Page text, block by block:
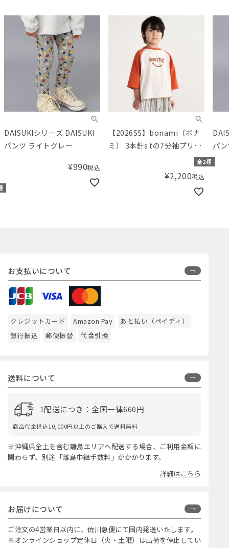
DAISUKIシリーズ DAISUKI
パンツ ライトグレー
¥990税込
【2026SS】bonami（ボナ
ミ） 3本針s.tの7分袖プリン
全2種
¥2,200税込
パ
お支払いについて
クレジットカード Amazon Pay
あと払い（ペイディ）
銀行振込
郵便振替 代金引換
送料について
1配送につき：全国一律660円
商品代金税込10,000円以上のご購入で送料無料
※沖縄県全土を含む離島エリアへ配送する場合、ご利用金額に
関わらず、別途「離島中継手数料」がかかります。
詳細はこちら
お届けについて
ご注文の4営業日以内に、佐川急便にて国内発送いたします。
※オンラインショップ定休日（火・土曜）は出荷を停止してい